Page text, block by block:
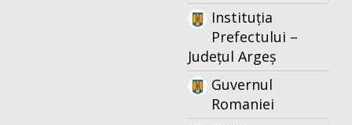
Instituția
Prefectului –
Județul Argeș
Guvernul
Romaniei